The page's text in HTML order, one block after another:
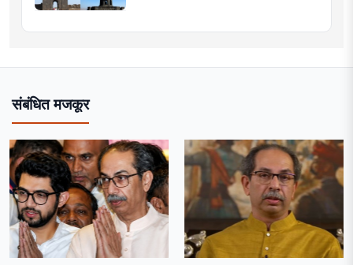
संबंधित मजकूर